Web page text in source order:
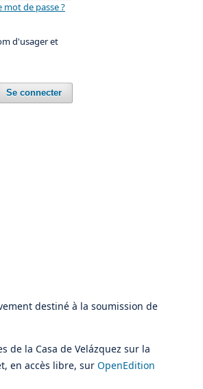
mot de passe ?
d'usager et
Se connecter
destiné à la soumission de
de la Casa de Velázquez sur la
en accès libre, sur OpenEdition